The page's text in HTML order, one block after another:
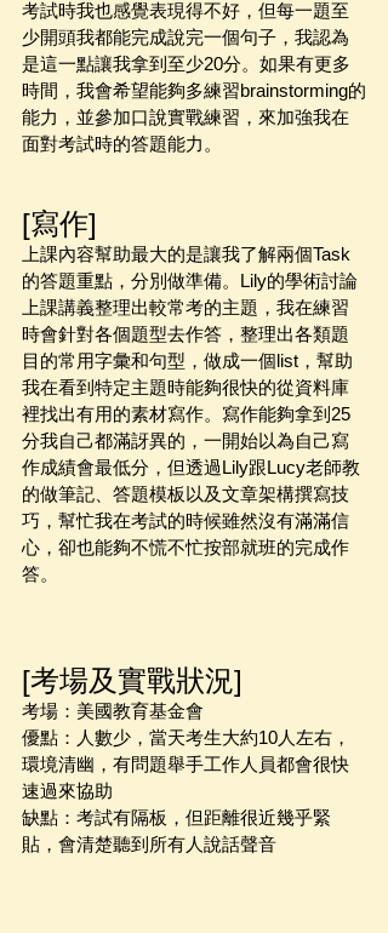
考試時我也感覺表現得不好，但每一題至
少開頭我都能完成說完一個句子，我認為
是這一點讓我拿到至少20分。如果有更多
時間，我會希望能夠多練習brainstorming的
能力，並參加口說實戰練習，來加強我在
面對考試時的答題能力。
[寫作]
上課內容幫助最大的是讓我了解兩個Task
的答題重點，分別做準備。Lily的學術討論
上課講義整理出較常考的主題，我在練習
時會針對各個題型去作答，整理出各類題
目的常用字彙和句型，做成一個list，幫助
我在看到特定主題時能夠很快的從資料庫
裡找出有用的素材寫作。寫作能夠拿到25
分我自己都滿訝異的，一開始以為自己寫
作成績會最低分，但透過Lily跟Lucy老師教
的做筆記、答題模板以及文章架構撰寫技
巧，幫忙我在考試的時候雖然沒有滿滿信
心，卻也能夠不慌不忙按部就班的完成作
答。
[考場及實戰狀況]
考場：美國教育基金會
優點：人數少，當天考生大約10人左右，
環境清幽，有問題舉手工作人員都會很快
速過來協助
缺點：考試有隔板，但距離很近幾乎緊
貼，會清楚聽到所有人說話聲音